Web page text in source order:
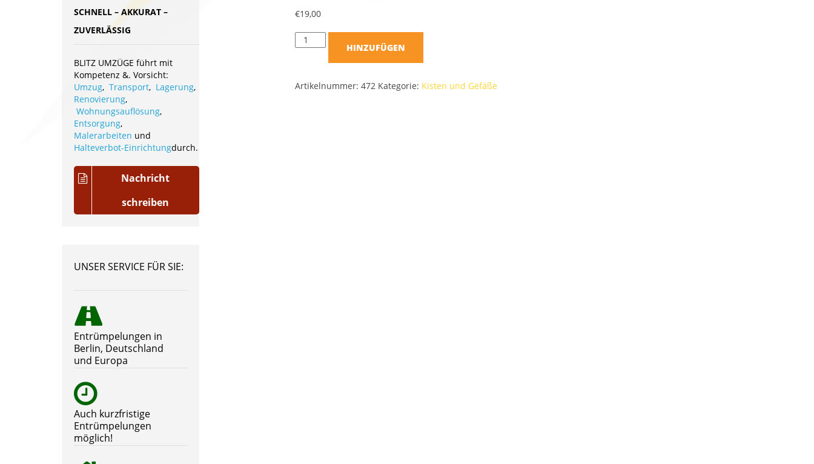
€19,00
HINZUFÜGEN
Artikelnummer:472 Kategorie: Kisten und Gefäße
SCHNELL – AKKURAT –
ZUVERLÄSSIG
BLITZ UMZÜGE führt mit
Kompetenz &. Vorsicht:
Umzug, Transport, Lagerung,
Renovierung,
Wohnungsauflösung,
Entsorgung,
Malerarbeiten und
Halteverbot-Einrichtungdurch.
Nachricht
schreiben
UNSER SERVICE FÜR SIE:
Entrümpelungen in
Berlin, Deutschland
und Europa
Auch kurzfristige
Entrümpelungen
möglich!